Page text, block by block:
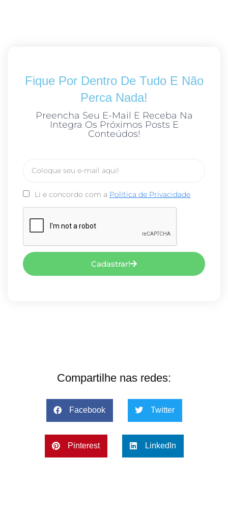
Fique Por Dentro De Tudo E Não
Perca Nada!
Preencha Seu E-Mail E Receba Na
Integra Os Próximos Posts E
Conteúdos!
Li e concordo com a Política de Privacidade
Cadastrar!
Compartilhe nas redes:
Facebook Twitter
Pinterest LinkedIn